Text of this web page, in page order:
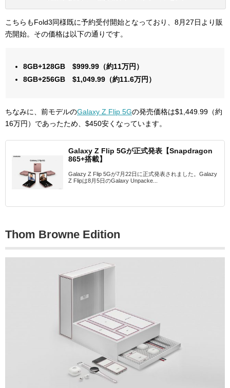
こちらもFold3同様既に予約受付開始となっており、8月27日より販
売開始。その価格は以下の通りです。
8GB+128GB $999.99（約11万円）
8GB+256GB $1,049.99（約11.6万円）
ちなみに、前モデルのGalaxy Z Flip 5Gの発売価格は$1,449.99（約
16万円）であったため、$450安くなっています。
Galaxy Z Flip 5Gが正式発表【Snapdragon
865+搭載】
Galazy Z Flip 5Gが7月22日に正式発表されました。Galazy
Z Flipは8月5日のGalaxy Unpacke...
Thom Browne Edition